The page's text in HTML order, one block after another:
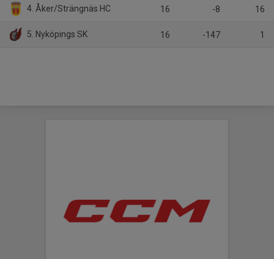
4. Åker/Strängnäs HC 16 -8 16
5. Nyköpings SK 16 -147 1